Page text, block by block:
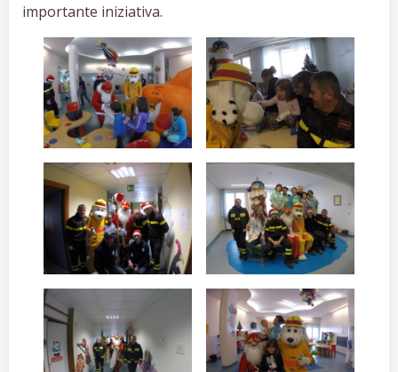
importante iniziativa.